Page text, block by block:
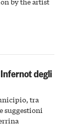
degli
tra
suggestioni